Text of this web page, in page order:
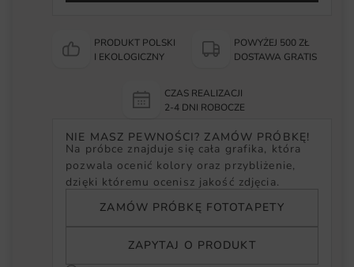
PRODUKT POLSKI
I EKOLOGICZNY
POWYŻEJ 500 ZŁ
DOSTAWA GRATIS
CZAS REALIZACJI
2-4 DNI ROBOCZE
NIE MASZ PEWNOŚCI? ZAMÓW PRÓBKĘ!
Na próbce znajduje się cała grafika, która
pozwala ocenić kolory oraz przybliżenie,
dzięki któremu ocenisz jakość zdjęcia.
ZAMÓW PRÓBKĘ FOTOTAPETY
ZAPYTAJ O PRODUKT